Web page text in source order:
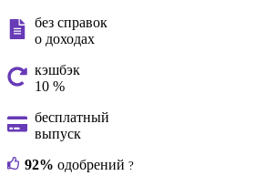
без справок
о доходах
кэшбэк
10 %
бесплатный
выпуск
92% одобрений ?